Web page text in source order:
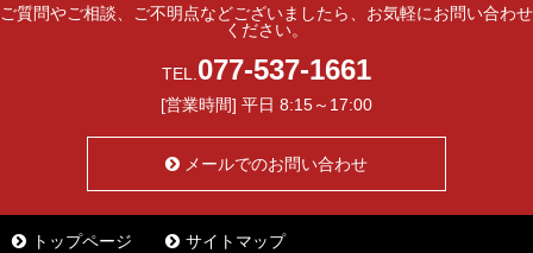
ご質問やご相談、ご不明点などございましたら、お気軽にお問い合わせ
ください。
TEL. 077-537-1661
[営業時間] 平日 8:15～17:00
メールでのお問い合わせ
トップページ
サイトマップ